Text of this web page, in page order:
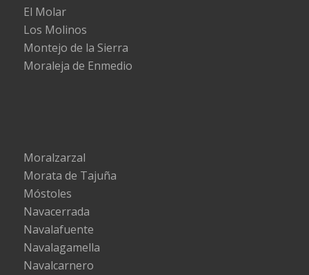
El Molar
Los Molinos
Montejo de la Sierra
Moraleja de Enmedio
Moralzarzal
Morata de Tajuña
Móstoles
Navacerrada
Navalafuente
Navalagamella
Navalcarnero